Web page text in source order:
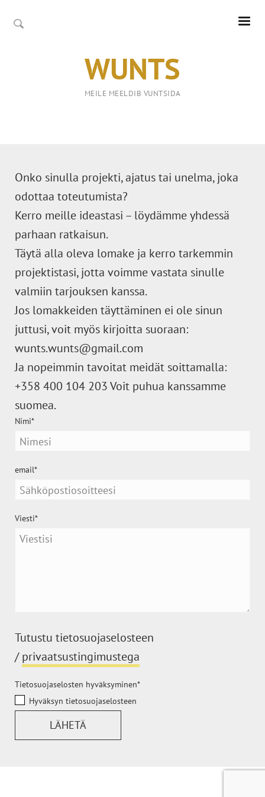
WUNTS
MEILE MEELDIB VUNTSIDA
Onko sinulla projekti, ajatus tai unelma, joka
odottaa toteutumista?
Kerro meille ideastasi – löydämme yhdessä
parhaan ratkaisun.
Täytä alla oleva lomake ja kerro tarkemmin
projektistasi, jotta voimme vastata sinulle
valmiin tarjouksen kanssa.
Jos lomakkeiden täyttäminen ei ole sinun
juttusi, voit myös kirjoitta suoraan:
wunts.wunts@gmail.com
Ja nopeimmin tavoitat meidät soittamalla:
+358 400 104 203 Voit puhua kanssamme
suomea.
Nimi
email
Viesti
Tutustu tietosuojaselosteen
/privaatsustingimustega
Tietosuojaselosten hyväksyminen
Hyväksyn tietosuojaselosteen